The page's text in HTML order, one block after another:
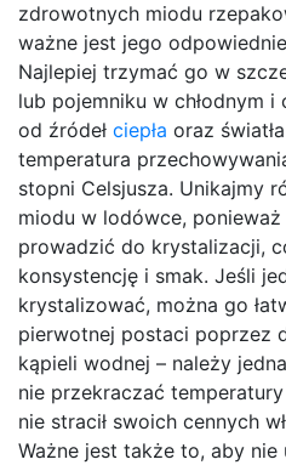
zdrowotnych miodu
ważne jest jego
Najlepiej trzymać go w
lub pojemniku w chłodnym i
od źródeł ciepła oraz
temperatura
stopni Celsjusza. Unikajmy
miodu w lodówce,
prowadzić do krystalizacji,
konsystencję i smak. Jeśli
krystalizować, można go
pierwotnej postaci poprzez
kąpieli wodnej – należy
nie przekraczać
nie stracił swoich cennych
Ważne jest także to, aby